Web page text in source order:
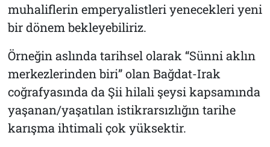
muhaliflerin emperyalistleri yenecekleri yeni
bir dönem bekleyebiliriz.
Örneğin aslında tarihsel olarak “Sünni aklın
merkezlerinden biri” olan Bağdat-Irak
coğrafyasında da Şii hilali şeysi kapsamında
yaşanan/yaşatılan istikrarsızlığın tarihe
karışma ihtimali çok yüksektir.